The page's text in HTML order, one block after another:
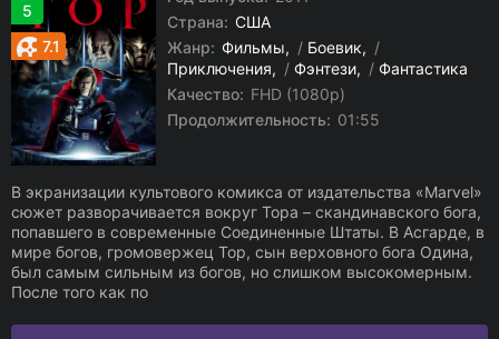
5
7.1
Страна: США
Жанр: Фильмы / Боевик
/
Приключения
/ Фэнтези / Фантастика
Качество: FHD (1080p)
Продолжительность: 01:55
В экранизации культового комикса от издательства «Marvel»
сюжет разворачивается вокруг Тора – скандинавского бога,
попавшего в современные Соединенные Штаты. В Асгарде, в
мире богов, громовержец Тор, сын верховного бога Одина,
был самым сильным из богов, но слишком высокомерным.
После того как по